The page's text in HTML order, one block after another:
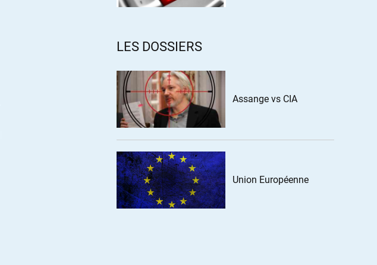
LES DOSSIERS
Assange vs CIA
Union Européenne